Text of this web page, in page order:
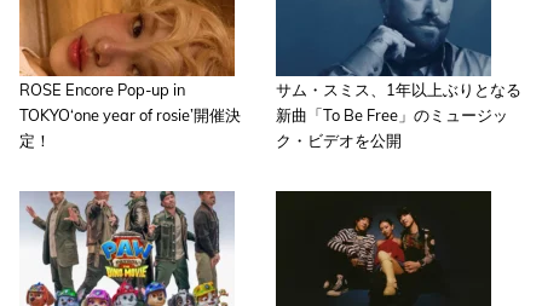
ROSE Encore Pop-up in
TOKYO‘one year of rosie’開催決
定！
サム・スミス、1年以上ぶりとなる
新曲「To Be Free」のミュージッ
ク・ビデオを公開